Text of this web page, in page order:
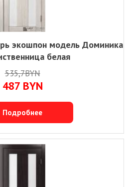
экошпон модель Доминика
белая
535,7BYN
487 BYN
Подробнее